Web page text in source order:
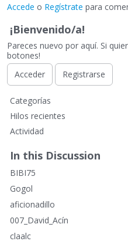
Accede o Regístrate para
¡Bienvenido/a!
Pareces nuevo por aquí. Si
botones!
Acceder
Registrarse
E
n
a
c
e
s
r
á
p
d
Categorías
Hilos recientes
Actividad
In this Discussion
BIBI75
Gogol
aficionadillo
007_David_Acín
claalc